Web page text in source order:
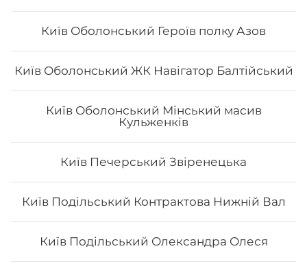
Київ Оболонський Героїв полку Азов
Київ Оболонський ЖК Навігатор Балтійський
Київ Оболонський Мінський масив
Кульженків
Київ Печерський Звіренецька
Київ Подільський Контрактова Нижній Вал
Київ Подільський Олександра Олеся
Філадельфія з тунцем
Вага: 285 г Склад: норі, рис, сир філа, огірок, тунець,
унагі соус